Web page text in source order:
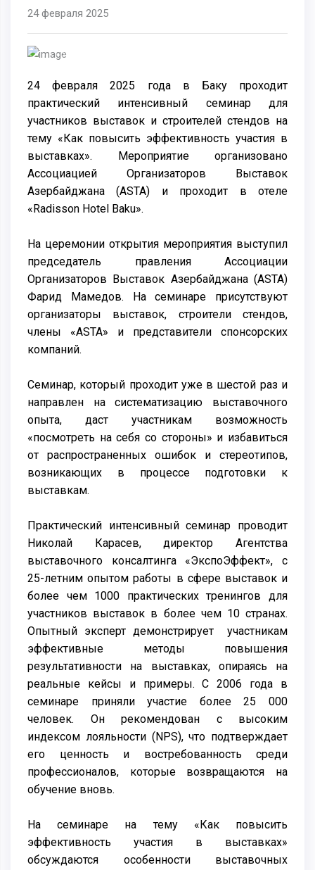
24 февраля 2025
PreviousNext
24 февраля 2025 года в Баку проходит
практический интенсивный семинар для
участников выставок и строителей стендов на
тему «Как повысить эффективность участия в
выставках». Мероприятие организовано
Ассоциацией Организаторов Выставок
Азербайджана (ASTA) и проходит в отеле
«Radisson Hotel Baku».
На церемонии открытия мероприятия выступил
председатель правления Ассоциации
Организаторов Выставок Азербайджана (ASTA)
Фарид Мамедов. На семинаре присутствуют
организаторы выставок, строители стендов,
члены «ASTA» и представители спонсорских
компаний.
Семинар, который проходит уже в шестой раз и
направлен на систематизацию выставочного
опыта, даст участникам возможность
«посмотреть на себя со стороны» и избавиться
от распространенных ошибок и стереотипов,
возникающих в процессе подготовки к
выставкам.
Практический интенсивный семинар проводит
Николай Карасев, директор Агентства
выставочного консалтинга «ЭкспоЭффект», с
25-летним опытом работы в сфере выставок и
более чем 1000 практических тренингов для
участников выставок в более чем 10 странах.
Опытный эксперт демонстрирует участникам
эффективные методы повышения
результативности на выставках, опираясь на
реальные кейсы и примеры. С 2006 года в
семинаре приняли участие более 25 000
человек. Он рекомендован с высоким
индексом лояльности (NPS), что подтверждает
его ценность и востребованность среди
профессионалов, которые возвращаются на
обучение вновь.
На семинаре на тему «Как повысить
эффективность участия в выставках»
обсуждаются особенности выставочных